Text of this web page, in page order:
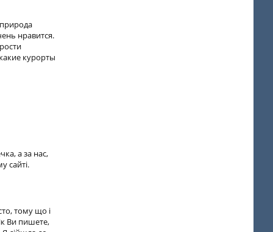
нравится.
курорты
а за нас,
сайті.
тому що і
Ви пишете,